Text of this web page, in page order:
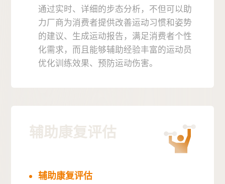
通过实时、详细的步态分析，不但可以助
力厂商为消费者提供改善运动习惯和姿势
的建议、生成运动报告，满足消费者个性
化需求，而且能够辅助经验丰富的运动员
优化训练效果、预防运动伤害。
辅助康复评估
辅助康复评估